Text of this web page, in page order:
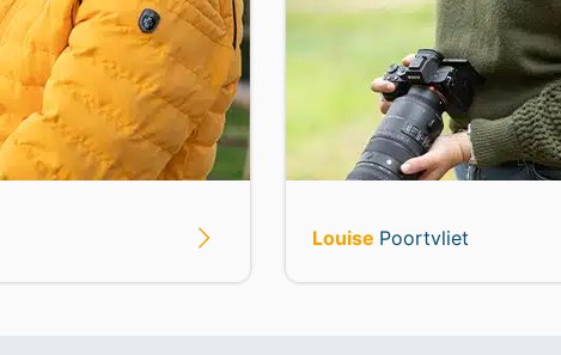
Louise Poortvliet